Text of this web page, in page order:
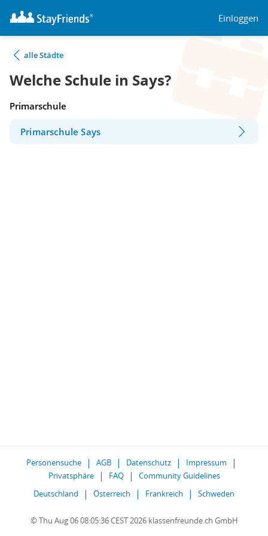
Einloggen
alle Städte
Welche Schule in Says?
Primarschule
Primarschule Says
Personensuche AGB Datenschutz
Impressum
Privatsphäre
FAQ
Community Guidelines
Deutschland
Österreich Frankreich Schweden
© Thu Aug 06 08:05:36 CEST 2026 klassenfreunde.ch GmbH